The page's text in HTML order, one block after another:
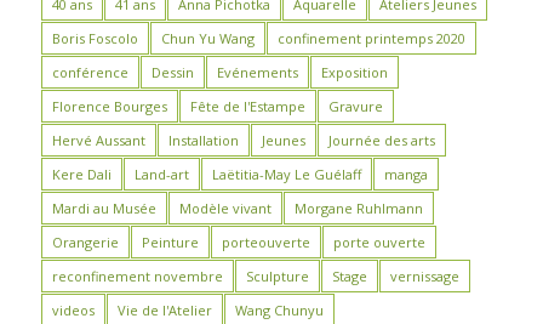
40 ans 41 ans Anna Pichotka Aquarelle
Ateliers Jeunes
Boris Foscolo
Chun Yu Wang
confinement printemps 2020
conférence
Dessin Evénements
Exposition
Florence Bourges
Fête de l'Estampe
Gravure
Hervé Aussant
Installation Jeunes
Journée des arts
Kere Dali
Land-art Laëtitia-May Le Guélaff
manga
Mardi au Musée
Modèle vivant
Morgane Ruhlmann
Orangerie
Peinture porteouverte
porte ouverte
reconfinement novembre
Sculpture Stage
vernissage
videos
Vie de l'Atelier Wang Chunyu